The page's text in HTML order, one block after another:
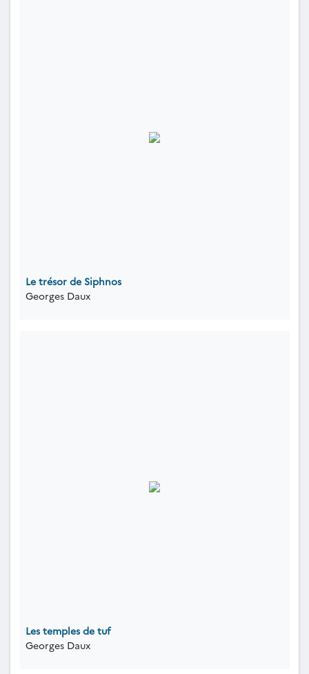
Le trésor de Siphnos
Georges Daux
Les temples de tuf
Georges Daux